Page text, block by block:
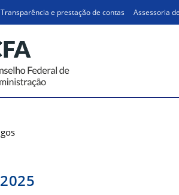
Transparência e prestação de contas Assessoria